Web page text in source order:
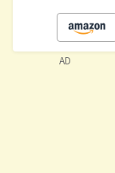
AD